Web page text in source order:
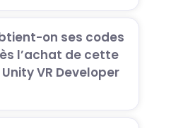
on ses codes
l’achat de cette
VR Developer